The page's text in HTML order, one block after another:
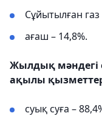
Сұйытылған
ағаш – 14,8%.
Жылдық мәндегі
ақылы қызметтер
суық суға –